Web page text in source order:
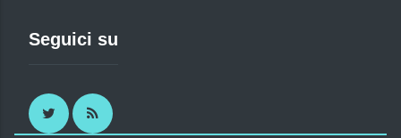
Seguici su
Twitter RSS